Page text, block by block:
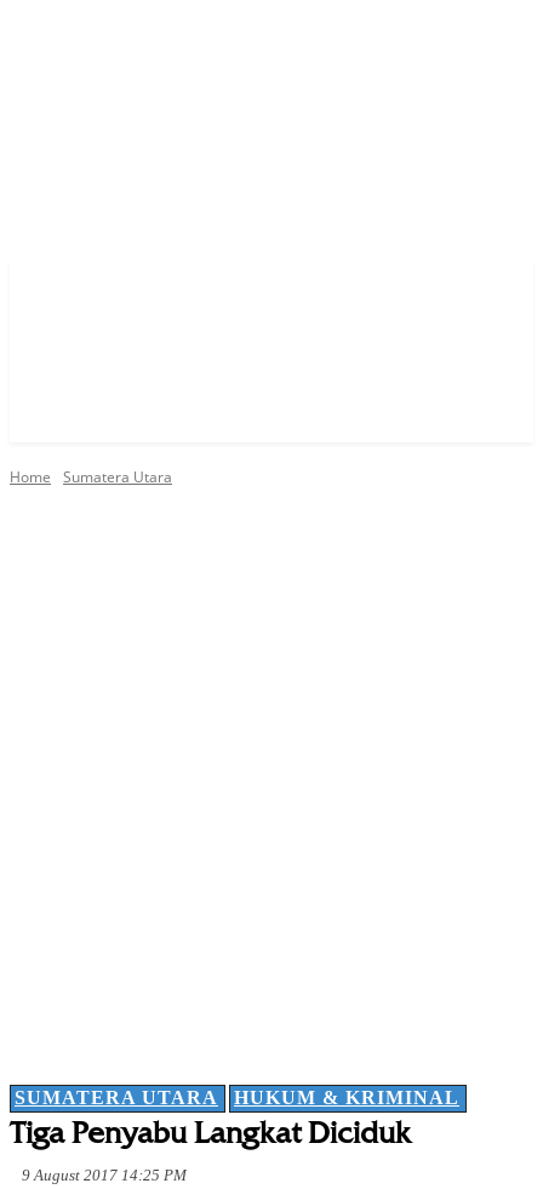
Home Sumatera Utara
SUMATERA UTARA HUKUM & KRIMINAL
Tiga Penyabu Langkat Diciduk
9 August 2017 14:25 PM